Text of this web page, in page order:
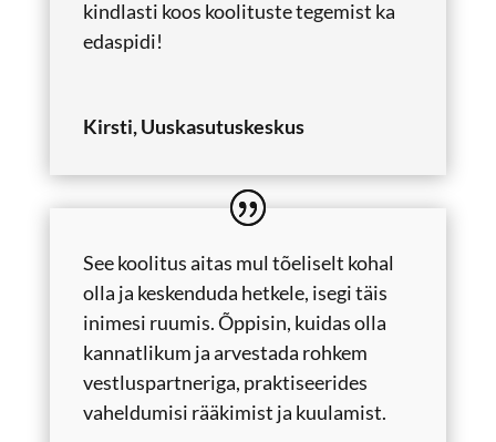
kindlasti koos koolituste tegemist ka
edaspidi!
Kirsti, Uuskasutuskeskus
See koolitus aitas mul tõeliselt kohal
olla ja keskenduda hetkele, isegi täis
inimesi ruumis. Õppisin, kuidas olla
kannatlikum ja arvestada rohkem
vestluspartneriga, praktiseerides
vaheldumisi rääkimist ja kuulamist.